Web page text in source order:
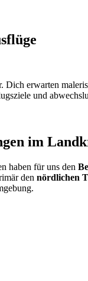
erwarten
und
im
haben für uns den
den nördlichen